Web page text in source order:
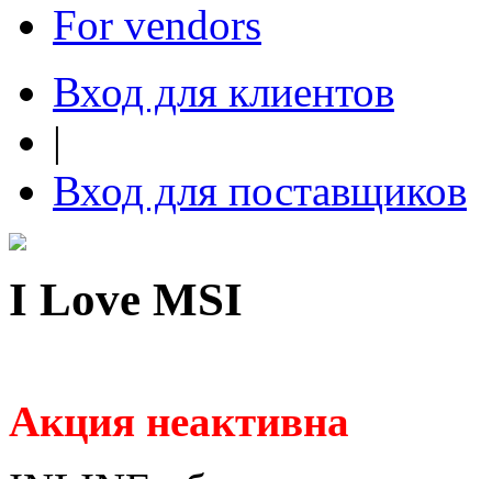
For vendors
Вход для клиентов
|
Вход для поставщиков
I Love MSI
Акция неактивна